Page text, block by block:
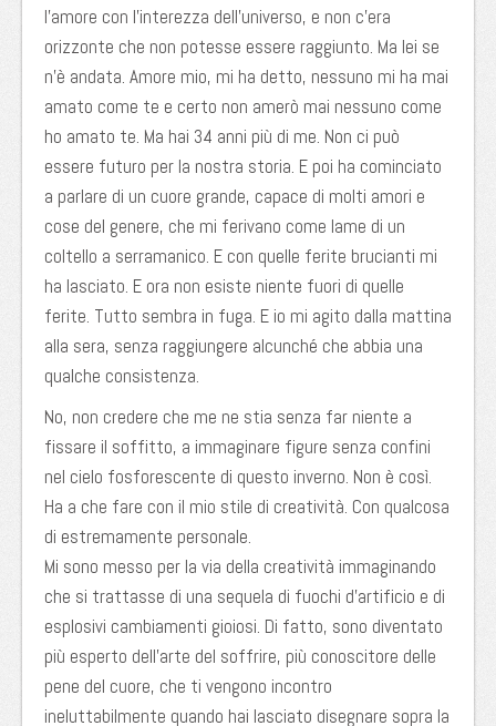
l’amore con l’interezza dell’universo, e non c’era
orizzonte che non potesse essere raggiunto. Ma lei se
n’è andata. Amore mio, mi ha detto, nessuno mi ha mai
amato come te e certo non amerò mai nessuno come
ho amato te. Ma hai 34 anni più di me. Non ci può
essere futuro per la nostra storia. E poi ha cominciato
a parlare di un cuore grande, capace di molti amori e
cose del genere, che mi ferivano come lame di un
coltello a serramanico. E con quelle ferite brucianti mi
ha lasciato. E ora non esiste niente fuori di quelle
ferite. Tutto sembra in fuga. E io mi agito dalla mattina
alla sera, senza raggiungere alcunché che abbia una
qualche consistenza.
No, non credere che me ne stia senza far niente a
fissare il soffitto, a immaginare figure senza confini
nel cielo fosforescente di questo inverno. Non è così.
Ha a che fare con il mio stile di creatività. Con qualcosa
di estremamente personale.
Mi sono messo per la via della creatività immaginando
che si trattasse di una sequela di fuochi d’artificio e di
esplosivi cambiamenti gioiosi. Di fatto, sono diventato
più esperto dell’arte del soffrire, più conoscitore delle
pene del cuore, che ti vengono incontro
ineluttabilmente quando hai lasciato disegnare sopra la